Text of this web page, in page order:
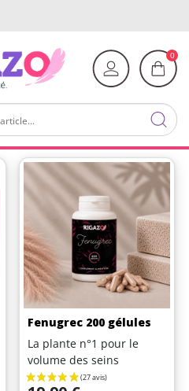
0
Fenugrec 200 gélules
La plante n°1 pour le
volume des seins